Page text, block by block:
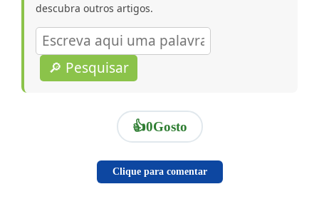
descubra outros artigos.
🔎 Pesquisar
👍0Gosto
Clique para comentar